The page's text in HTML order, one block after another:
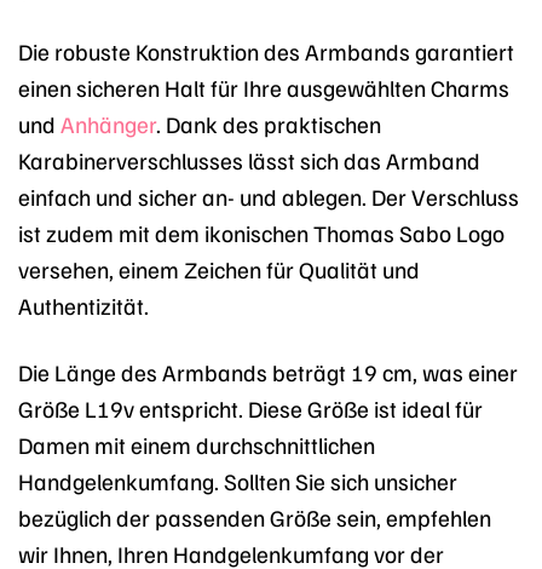
Die robuste Konstruktion des Armbands garantiert
einen sicheren Halt für Ihre ausgewählten Charms
und Anhänger. Dank des praktischen
Karabinerverschlusses lässt sich das Armband
einfach und sicher an- und ablegen. Der Verschluss
ist zudem mit dem ikonischen Thomas Sabo Logo
versehen, einem Zeichen für Qualität und
Authentizität.
Die Länge des Armbands beträgt 19 cm, was einer
Größe L19v entspricht. Diese Größe ist ideal für
Damen mit einem durchschnittlichen
Handgelenkumfang. Sollten Sie sich unsicher
bezüglich der passenden Größe sein, empfehlen
wir Ihnen, Ihren Handgelenkumfang vor der